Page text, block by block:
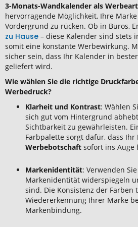
3-Monats-Wandkalender als
hervorragende Möglichkeit, Ihre
Vordergrund zu rücken. Ob in Büros,
zu Hause – diese Kalender sind stets
somit eine konstante Werbewirkung.
sicher sein, dass Ihr Kalender in
geliefert wird.
Wie wählen Sie die richtige
Werbedruck?
Klarheit und Kontrast: Wählen
sich gut vom Hintergrund
Sichtbarkeit zu gewährleisten.
Farbpalette sorgt dafür, dass Ihr
Werbebotschaft sofort ins Auge
Markenidentität: Verwenden
Markenidentität widerspiegeln
sind. Die Konsistenz der Farben
Wiedererkennung Ihrer Marke
Markenbindung.